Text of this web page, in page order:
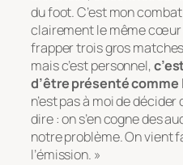
du foot. C’est mon
clairement le même cœur
frapper trois gros
mais c’est personnel,
d’être présenté
n’est pas à moi de
dire : on s’en cogne des
notre problème. On vient
l’émission. »